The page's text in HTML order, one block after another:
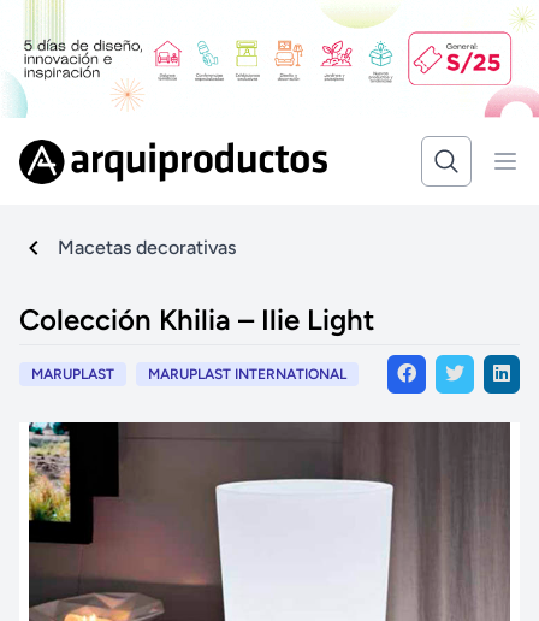
Macetas decorativas
Colección Khilia – Ilie Light
MARUPLAST MARUPLAST INTERNATIONAL